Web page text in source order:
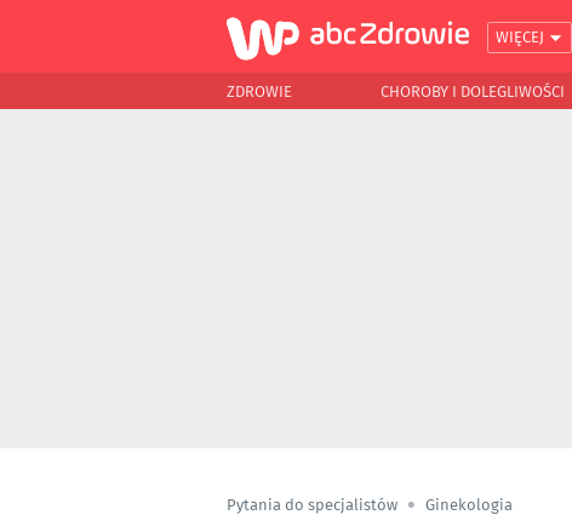
WIĘCEJ
ZDROWIE CHOROBY I DOLEGLIWOŚCI
Pytania do specjalistów Ginekologia